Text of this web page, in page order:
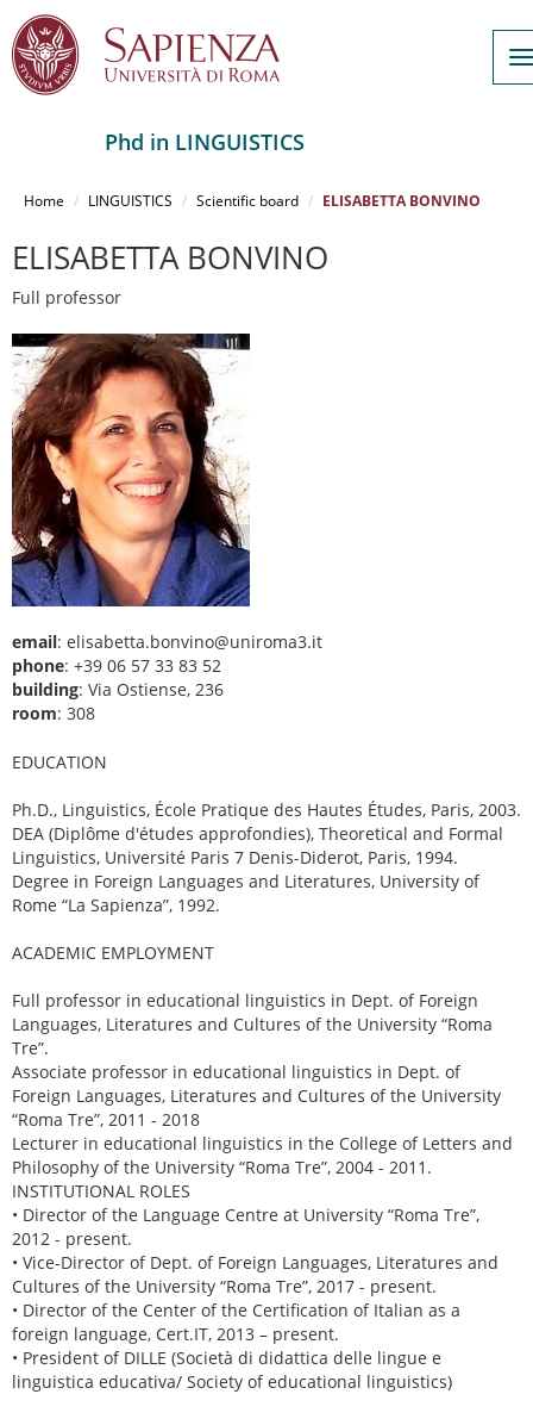
principale
Phd in LINGUISTICS
Home LINGUISTICS Scientific board ELISABETTA BONVINO
ELISABETTA BONVINO
Full professor
email: elisabetta.bonvino@uniroma3.it
phone: +39 06 57 33 83 52
building: Via Ostiense, 236
room: 308
EDUCATION
Ph.D., Linguistics, École Pratique des Hautes Études, Paris, 2003.
DEA (Diplôme d'études approfondies), Theoretical and Formal
Linguistics, Université Paris 7 Denis-Diderot, Paris, 1994.
Degree in Foreign Languages and Literatures, University of
Rome “La Sapienza”, 1992.
ACADEMIC EMPLOYMENT
Full professor in educational linguistics in Dept. of Foreign
Languages, Literatures and Cultures of the University “Roma
Tre”.
Associate professor in educational linguistics in Dept. of
Foreign Languages, Literatures and Cultures of the University
“Roma Tre”, 2011 - 2018
Lecturer in educational linguistics in the College of Letters and
Philosophy of the University “Roma Tre”, 2004 - 2011.
INSTITUTIONAL ROLES
• Director of the Language Centre at University “Roma Tre”,
2012 - present.
• Vice-Director of Dept. of Foreign Languages, Literatures and
Cultures of the University “Roma Tre”, 2017 - present.
• Director of the Center of the Certification of Italian as a
foreign language, Cert.IT, 2013 – present.
• President of DILLE (Società di didattica delle lingue e
linguistica educativa/ Society of educational linguistics)